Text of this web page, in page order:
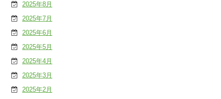
2025年8月
2025年7月
2025年6月
2025年5月
2025年4月
2025年3月
2025年2月